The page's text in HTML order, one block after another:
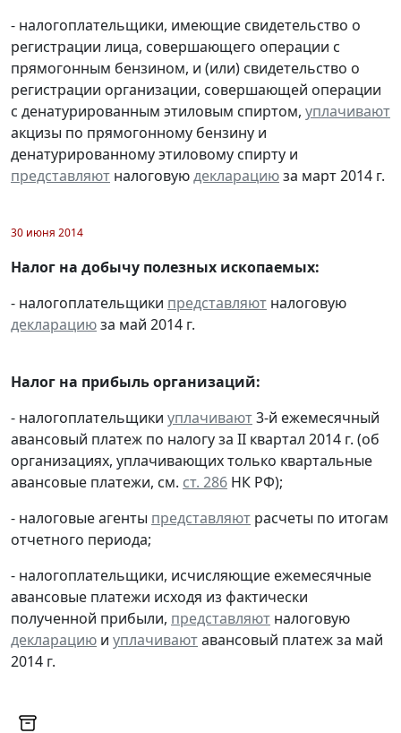
- налогоплательщики, имеющие свидетельство о
регистрации лица, совершающего операции с
прямогонным бензином, и (или) свидетельство о
регистрации организации, совершающей операции
с денатурированным этиловым спиртом, уплачивают
акцизы по прямогонному бензину и
денатурированному этиловому спирту и
представляют налоговуюдекларациюза март 2014 г.
30 июня 2014
Налог на добычу полезных ископаемых:
- налогоплательщики представляют налоговую
декларациюза май 2014 г.
Налог на прибыль организаций:
- налогоплательщики уплачивают3-й ежемесячный
авансовый платеж по налогу за II квартал 2014 г. (об
организациях, уплачивающих только квартальные
авансовые платежи, см. ст. 286 НК РФ);
- налоговые агенты представляют расчеты по итогам
отчетного периода;
- налогоплательщики, исчисляющие ежемесячные
авансовые платежи исходя из фактически
полученной прибыли, представляют налоговую
декларацию и уплачиваютавансовый платеж за май
2014 г.